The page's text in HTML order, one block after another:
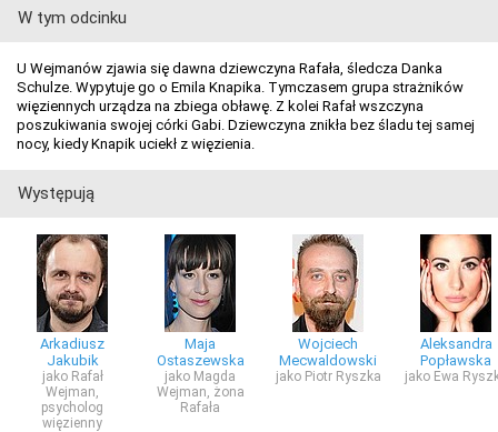
W tym odcinku
U Wejmanów zjawia się dawna dziewczyna Rafała, śledcza Danka
Schulze. Wypytuje go o Emila Knapika. Tymczasem grupa strażników
więziennych urządza na zbiega obławę. Z kolei Rafał wszczyna
poszukiwania swojej córki Gabi. Dziewczyna znikła bez śladu tej samej
nocy, kiedy Knapik uciekł z więzienia.
Występują
Arkadiusz
Jakubik
jako Rafał
Wejman,
psycholog
więzienny
Maja
Ostaszewska
jako Magda
Wejman, żona
Rafała
Wojciech
Mecwaldowski
jako Piotr Ryszka
Aleksandra
Popławska
jako Ewa